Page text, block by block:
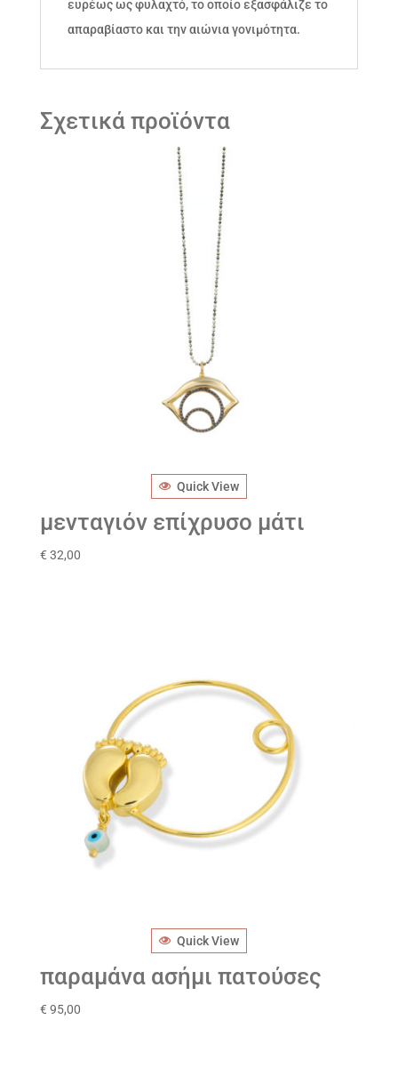
ευρέως ως φυλαχτό, το οποίο εξασφάλιζε το
απαραβίαστο και την αιώνια γονιμότητα.
Σχετικά προϊόντα
Quick View
μενταγιόν επίχρυσο μάτι
€ 32,00
Quick View
παραμάνα ασήμι πατούσες
€ 95,00